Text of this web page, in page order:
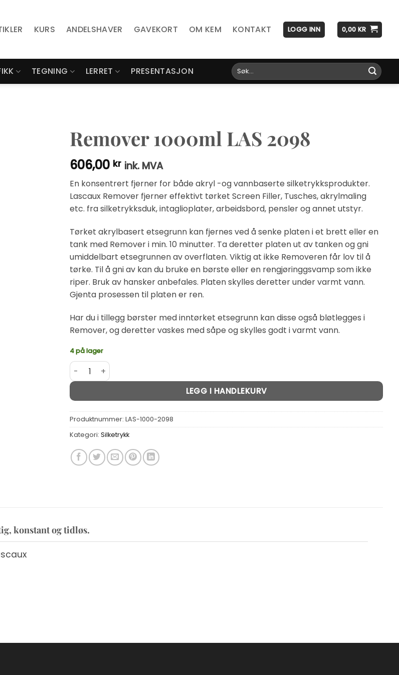
KURS ANDELSHAVER GAVEKORT OM KEM KONTAKT LOGG INN 0,00 KR
TEGNING LERRET PRESENTASJON
Søk
etter:
Remover 1000ml LAS 2098
606,00 kr ink. MVA
En konsentrert fjerner for både akryl -og vannbaserte silketrykksprodukter.
Lascaux Remover fjerner effektivt tørket Screen Filler, Tusches, akrylmaling
etc. fra silketrykksduk, intaglioplater, arbeidsbord, pensler og annet utstyr.
Tørket akrylbasert etsegrunn kan fjernes ved å senke platen i et brett eller en
tank med Remover i min. 10 minutter. Ta deretter platen ut av tanken og gni
umiddelbart etsegrunnen av overflaten. Viktig at ikke Removeren får lov til å
tørke. Til å gni av kan du bruke en børste eller en rengjøringgsvamp som ikke
riper. Bruk av hansker anbefales. Platen skylles deretter under varmt vann.
Gjenta prosessen til platen er ren.
Har du i tillegg børster med inntørket etsegrunn kan disse også bløtlegges i
Remover, og deretter vaskes med såpe og skylles godt i varmt vann.
4 på lager
Remover 1000ml LAS 2098 antall
LEGG I HANDLEKURV
Alternative:
Produktnummer: LAS-1000-2098
Kategori: Silketrykk
konstant og tidløs.